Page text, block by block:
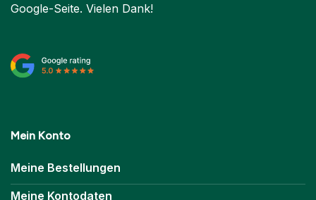
Google-Seite. Vielen Dank!
Mein Konto
Meine Bestellungen
Meine Kontodaten